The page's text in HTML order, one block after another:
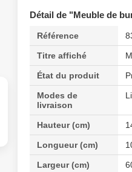
Détail de "Meuble de
Référence
Titre affiché
État du produit
Modes de
livraison
Hauteur (cm)
Longueur (cm)
Largeur (cm)